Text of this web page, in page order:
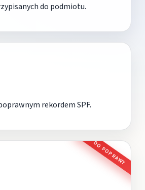
do podmiotu.
rekordem SPF.
DO POPRAWY